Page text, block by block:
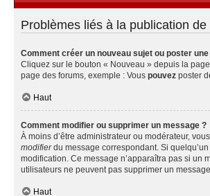
Problèmes liés à la publication
Comment créer un nouveau sujet ou poster
Cliquez sur le bouton « Nouveau » depuis la
page des forums, exemple : Vous pouvez poster
Haut
Comment modifier ou supprimer un message ?
À moins d’être administrateur ou modérateur,
modifierdu message correspondant. Si
modification. Ce message n’apparaîtra pas si un
utilisateurs ne peuvent pas supprimer un
Haut